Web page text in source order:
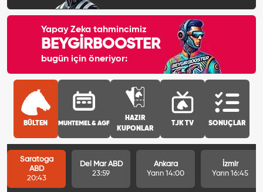
Yapay Zeka tahmincimiz
BEYGİRBOOSTER
bugün için öneriyor:
BÜLTEN MUHTEMEL & AGF
HAZIR
KUPONLAR
TJK TV SONUÇLAR
Saratoga
ABD
20:43
Del Mar ABD
23:59
Ankara
Yarın 14:00
İzmir
Yarın 16:45